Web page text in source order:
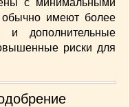
с минимальными
имеют более
и дополнительные
риски для